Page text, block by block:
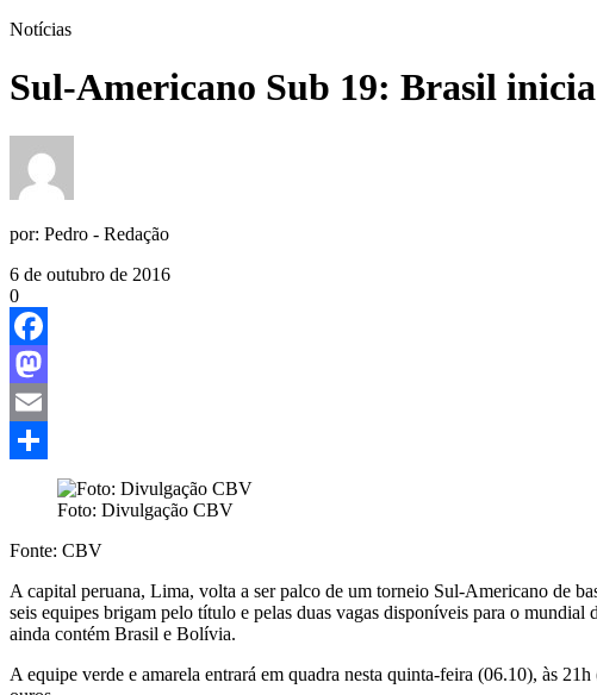
Notícias
Sul-Americano Sub 19: Brasil
por: Pedro - Redação
6 de outubro de 2016
0
Facebook
Mastodon
Email
Foto: Divulgação CBV
Fonte: CBV
A capital peruana, Lima, volta a ser palco de um torneio Sul-Americano de
seis equipes brigam pelo título e pelas duas vagas disponíveis para o
ainda contém Brasil e Bolívia.
A equipe verde e amarela entrará em quadra nesta quinta-feira (06.10), às